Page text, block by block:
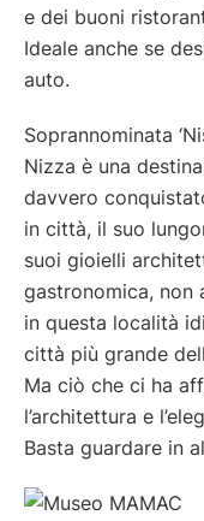
e dei buoni
Ideale anche se
auto.
Soprannominata
Nizza è una
davvero
in città, il suo
suoi gioielli
gastronomica, non
in questa località
città più grande
Ma ciò che ci ha
l’architettura e
Basta guardare in